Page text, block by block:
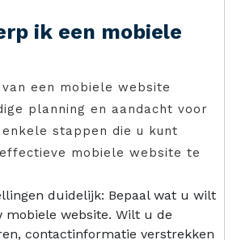
ik een mobiele
een mobiele website
planning en aandacht voor
stappen die u kunt
mobiele website te
duidelijk: Bepaal wat u wilt
mobiele website. Wilt u de
contactinformatie verstrekken